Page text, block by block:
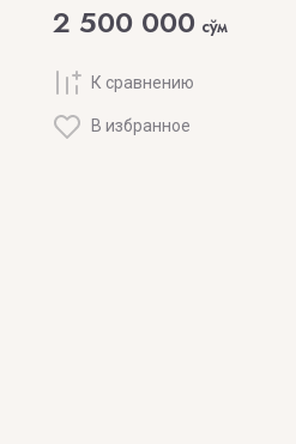
2 500 000 сўм
К сравнению
В избранное